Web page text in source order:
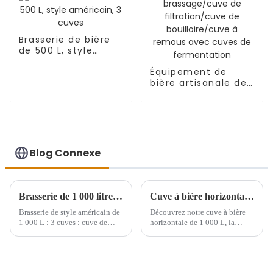
Brasserie de bière
de 500 L, style
Équipement de
bière artisanale de
Blog Connexe
Brasserie de 1 000 litres en Argentine
Brasserie de style américain de
1 000 L : 3 cuves : cuve de
Cuve à bière horizontale brillante de 1 000 L
Découvrez notre cuve à bière
horizontale de 1 000 L, la